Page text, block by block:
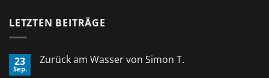
LETZTEN BEITRÄGE
23
Sep.
Zurück am Wasser von Simon T.